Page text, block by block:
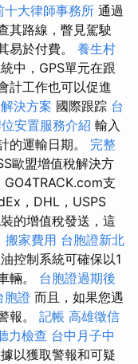
十大律師事務所 通過
其路線，瞥見駕駛
易於付費。 養生村
中，GPS單元在跟
計工作也可以促進
決方案 國際跟踪 台
安置服務介紹 輸入
的運輸日期。 完整
歐盟增值稅解決方
GO4TRACK.com支
，DHL，USPS
的增值稅發送，這
搬家費用 台胞證新北
控制系統可確保以1
輛。 台胞證過期後
胞證 而且，如果您遇
報。 記帳 高雄徵信
力檢查 台中月子中
以獲取警報和可疑